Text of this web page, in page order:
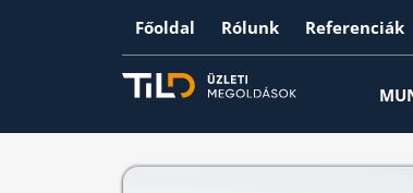
Főoldal Rólunk Referenciák